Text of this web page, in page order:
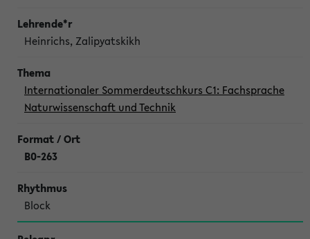
Heinrichs, Zalipyatskikh
Internationaler Sommerdeutschkurs C1: Fachsprache
Naturwissenschaft und Technik
B0-263
Block